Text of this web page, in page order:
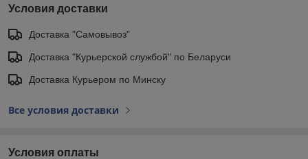
Условия доставки
Доставка "Самовывоз"
Доставка "Курьерской службой" по Беларуси
Доставка Курьером по Минску
Все условия доставки
Условия оплаты